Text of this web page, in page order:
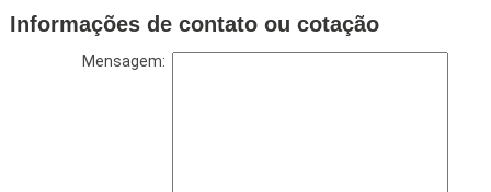
Informações de contato ou cotação
Mensagem: